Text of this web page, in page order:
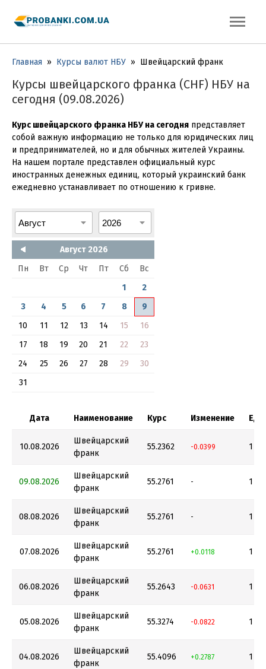
Главная » Курсы валют НБУ » Швейцарский франк
Курсы швейцарского франка (CHF) НБУ на
сегодня (09.08.2026)
Курс швейцарского франка НБУ на сегодня представляет
собой важную информацию не только для юридических лиц
и предпринимателей, но и для обычных жителей Украины.
На нашем портале представлен официальный курс
иностранных денежных единиц, который украинский банк
ежедневно устанавливает по отношению к гривне.
Август 2026
Пн
Вт Ср Чт Пт Сб
Вс
1
2
3
4 5 6 7 8
9
10
11 12 13 14 15
16
17
18 19 20 21 22
23
24
25 26 27 28 29
30
31
Дата Наименование Курс Изменение
10.08.2026
Швейцарский
франк
55.2362 -0.0399 1
09.08.2026
Швейцарский
франк
55.2761 - 1
08.08.2026
Швейцарский
франк
55.2761 - 1
07.08.2026
Швейцарский
франк
55.2761 +0.0118 1
06.08.2026
Швейцарский
франк
55.2643 -0.0631 1
05.08.2026
Швейцарский
франк
55.3274 -0.0822 1
04.08.2026
Швейцарский
франк
55.4096 +0.2787 1